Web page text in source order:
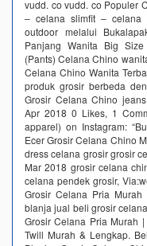
vudd. co vudd. co Populer
– celana slimfit –
outdoor melalui
Panjang Wanita Big
(Pants) Celana Chino
Celana Chino Wanita
produk grosir berbeda
Grosir Celana Chino
Apr 2018 0 Likes, 1
apparel) on Instagram:
Ecer Grosir Celana Chino
dress celana grosir grosir
Mar 2018 grosir celana
celana pendek grosir,
Grosir Celana Pria
blanja jual beli grosir
Grosir Celana Pria Murah
Twill Murah & Lengkap.